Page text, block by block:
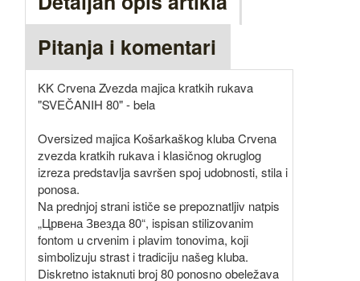
Pitanja i komentari
KK Crvena Zvezda majica kratkih rukava
"SVEČANIH 80" - bela
Oversized majica Košarkaškog kluba Crvena
zvezda kratkih rukava i klasičnog okruglog
izreza predstavlja savršen spoj udobnosti, stila i
ponosa.
Na prednjoj strani ističe se prepoznatljiv natpis
„Црвена Звезда 80“, ispisan stilizovanim
fontom u crvenim i plavim tonovima, koji
simbolizuju strast i tradiciju našeg kluba.
Diskretno istaknuti broj 80 ponosno obeležava